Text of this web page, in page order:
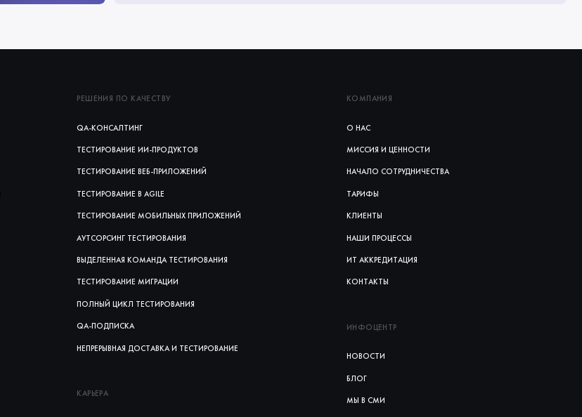
РЕШЕНИЯ ПО КАЧЕСТВУ
QA-КОНСАЛТИНГ
ТЕСТИРОВАНИЕ ИИ‑ПРОДУКТОВ
ТЕСТИРОВАНИЕ ВЕБ‑ПРИЛОЖЕНИЙ
ТЕСТИРОВАНИЕ В AGILE
ТЕСТИРОВАНИЕ МОБИЛЬНЫХ ПРИЛОЖЕНИЙ
АУТСОРСИНГ ТЕСТИРОВАНИЯ
ВЫДЕЛЕННАЯ КОМАНДА ТЕСТИРОВАНИЯ
ТЕСТИРОВАНИЕ МИГРАЦИИ
ПОЛНЫЙ ЦИКЛ ТЕСТИРОВАНИЯ
QA-ПОДПИСКА
НЕПРЕРЫВНАЯ ДОСТАВКА И ТЕСТИРОВАНИЕ
КАРЬЕРА
КОМПАНИЯ
О НАС
МИССИЯ И ЦЕННОСТИ
НАЧАЛО СОТРУДНИЧЕСТВА
ТАРИФЫ
КЛИЕНТЫ
НАШИ ПРОЦЕССЫ
ИТ АККРЕДИТАЦИЯ
КОНТАКТЫ
ИНФОЦЕНТР
НОВОСТИ
БЛОГ
МЫ В СМИ